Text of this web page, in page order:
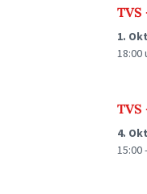
TVS
1.
18:00
4.
15:00